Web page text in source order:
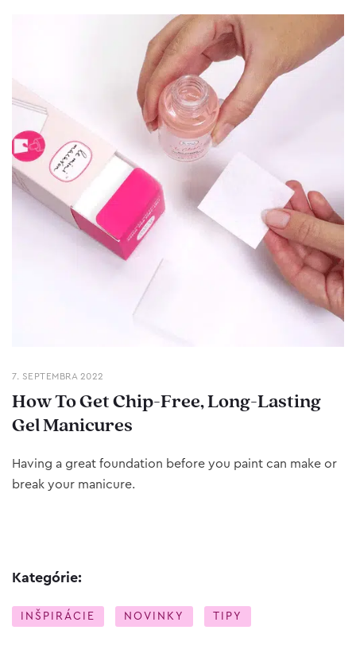
7. SEPTEMBRA 2022
How To Get Chip-Free, Long-Lasting
Gel Manicures
Having a great foundation before you paint can make or
break your manicure.
Kategórie:
INŠPIRÁCIE NOVINKY TIPY